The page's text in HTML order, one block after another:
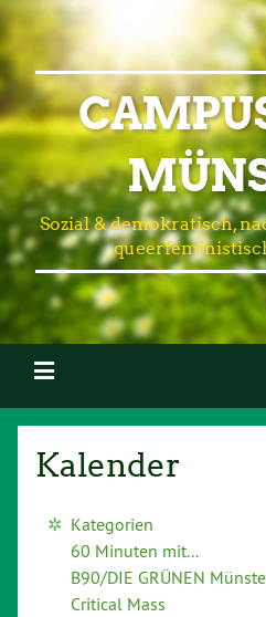
Sozial & demokratisch,
Kalender
Kategorien
60 Minuten mit...
B90/DIE GRÜNEN
Critical Mass